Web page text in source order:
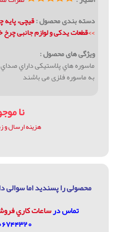
دسته بندی محصول :قیچی،
>>قطعات يدکی و لوازم جانبی چرخ
ویژگی های محصول :
ماسوره هاي پلاستيكی داراي
به ماسوره فلزی می باشند
نا
هزینه ارسال و
محصولی را پسندید اما سوالی
تماس درساعات كاري